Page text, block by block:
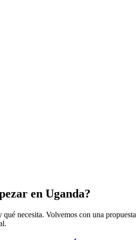
en Uganda?
qué necesita. Volvemos con una propuesta